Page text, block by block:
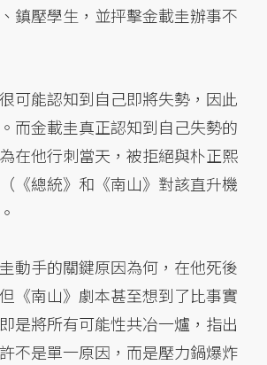
鎮壓學生，並抨擊金載圭辦事不
可能認知到自己即將失勢，因此
而金載圭真正認知到自己失勢的
在他行刺當天，被拒絕與朴正熙
《總統》和《南山》對該直升機
動手的關鍵原因為何，在他死後
《南山》劇本甚至想到了比事實
是將所有可能性共冶一爐，指出
不是單一原因，而是壓力鍋爆炸